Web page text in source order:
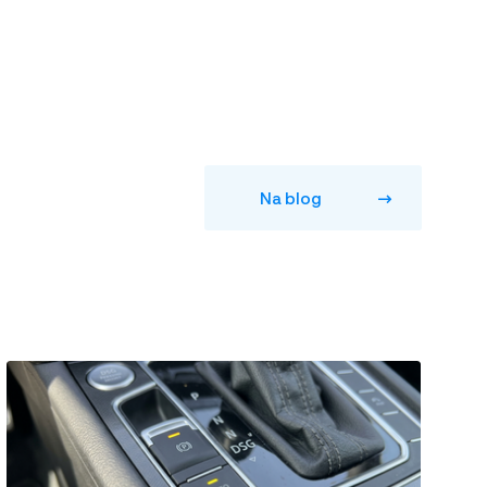
Na blog